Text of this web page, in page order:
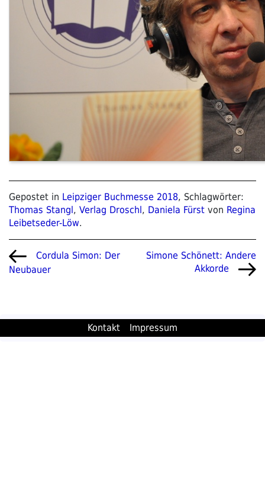
Gepostet in Leipziger Buchmesse 2018, Schlagwörter:
Thomas Stangl, Verlag Droschl, Daniela Fürst von Regina
Leibetseder-Löw.
Beitragsnavigation
Vorheriger
Beitrag
Cordula Simon: Der
Neubauer
Nächster
Simone Schönett: Andere
Akkorde
Kontakt Impressum